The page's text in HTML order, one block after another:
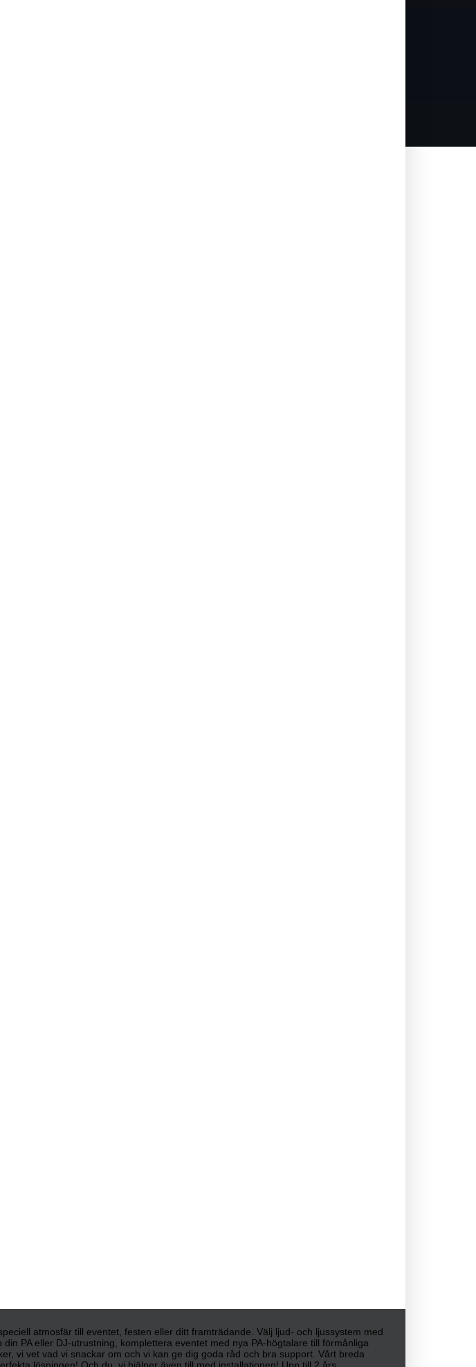
atmosfär till eventet, festen eller ditt framträdande. Välj ljud- och ljussystem med
PA eller DJ-utrustning, komplettera eventet med nya PA-högtalare till förmånliga
vi vet vad vi snackar om och vi kan ge dig goda råd och bra support. Vårt breda